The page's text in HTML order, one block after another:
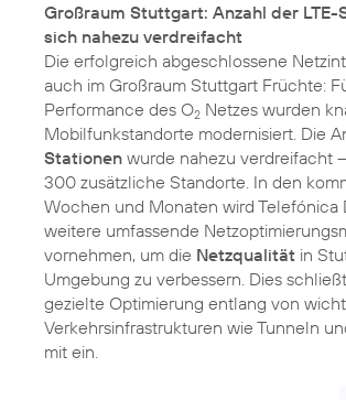
Großraum Stuttgart: Anzahl der LTE-
sich nahezu verdreifacht
Die erfolgreich abgeschlossene
auch im Großraum Stuttgart Früchte:
Performance des O2 Netzes wurden
Mobilfunkstandorte modernisiert. Die
Stationen wurde nahezu verdreifacht
300 zusätzliche Standorte. In den
Wochen und Monaten wird Telefónica
weitere umfassende
vornehmen, um die Netzqualität in
Umgebung zu verbessern. Dies
gezielte Optimierung entlang von
Verkehrsinfrastrukturen wie Tunneln
mit ein.